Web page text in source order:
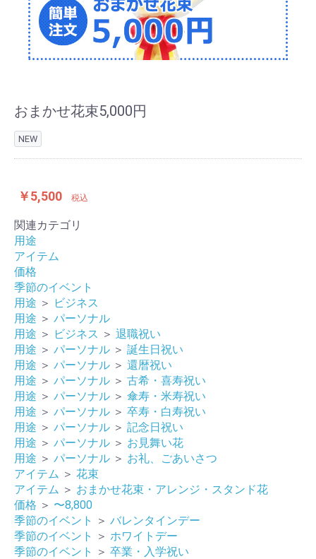
おまかせ花束5,000円
NEW
￥5,500 税込
関連カテゴリ
用途
アイテム
価格
季節のイベント
用途 ＞ ビジネス
用途 ＞ パーソナル
用途 ＞ ビジネス ＞ 退職祝い
用途 ＞ パーソナル ＞ 誕生日祝い
用途 ＞ パーソナル ＞ 還暦祝い
用途 ＞ パーソナル ＞ 古希・喜寿祝い
用途 ＞ パーソナル ＞ 傘寿・米寿祝い
用途 ＞ パーソナル ＞ 卒寿・白寿祝い
用途 ＞ パーソナル ＞ 記念日祝い
用途 ＞ パーソナル ＞ お見舞い花
用途 ＞ パーソナル ＞ お礼、ごあいさつ
アイテム ＞ 花束
アイテム ＞ おまかせ花束・アレンジ・スタンド花
価格 ＞ 〜8,800
季節のイベント
＞ バレンタインデー
季節のイベント
＞ ホワイトデー
季節のイベント
＞ 卒業・入学祝い